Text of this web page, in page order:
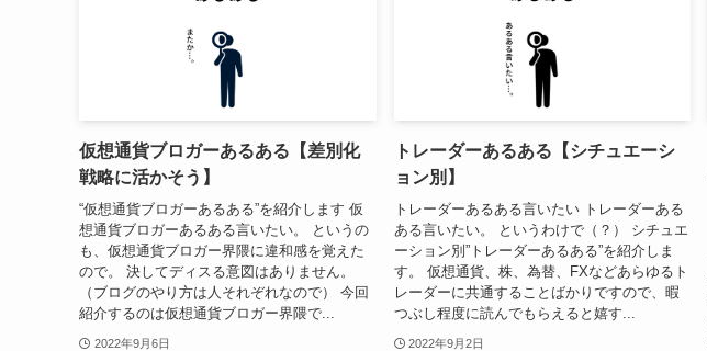
仮想通貨ブロガーあるある【差別化
戦略に活かそう】
“仮想通貨ブロガーあるある”を紹介します 仮
想通貨ブロガーあるある言いたい。 というの
も、仮想通貨ブロガー界隈に違和感を覚えた
ので。 決してディスる意図はありません。
（ブログのやり方は人それぞれなので） 今回
紹介するのは仮想通貨ブロガー界隈で...
2022年9月6日
トレーダーあるある【シチュエーシ
ョン別】
トレーダーあるある言いたい トレーダーある
ある言いたい。 というわけで（？） シチュエ
ーション別”トレーダーあるある”を紹介しま
す。 仮想通貨、株、為替、FXなどあらゆるト
レーダーに共通することばかりですので、暇
つぶし程度に読んでもらえると嬉す...
2022年9月2日